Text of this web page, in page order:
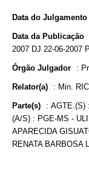
Data do Julgamento
Data da Publicação
2007 DJ 22-06-2007
Órgão Julgador :
Relator(a) : Min.
Parte(s) : AGTE.(S)
(A/S) : PGE-MS -
APARECIDA
RENATA BARBOSA